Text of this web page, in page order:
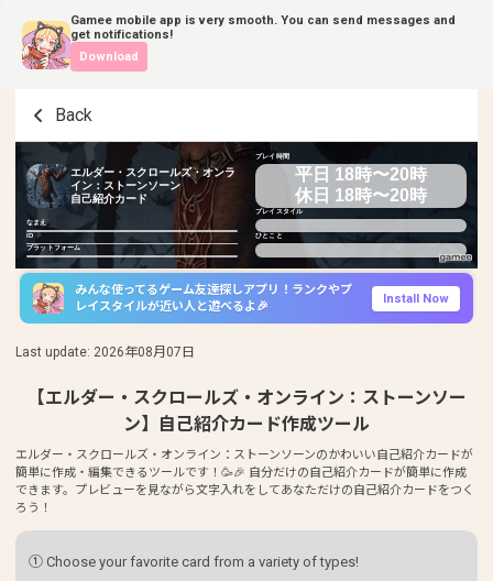
Gamee mobile app is very smooth. You can send messages and
get notifications!
Download
Back
エルダー・スクロールズ・オンラ
イン：ストーンソーン
自己紹介カード
なまえ
ID
プラットフォーム
プレイ時間
平日 18時〜20時
休日 18時〜20時
プレイスタイル
ひとこと
みんな使ってるゲーム友達探しアプリ！ランクやプ
レイスタイルが近い人と遊べるよ🎉
Install Now
Last update: 2026年08月07日
【エルダー・スクロールズ・オンライン：ストーンソー
ン】自己紹介カード作成ツール
エルダー・スクロールズ・オンライン：ストーンソーンのかわいい自己紹介カードが
簡単に作成・編集できるツールです！🥳🎉 自分だけの自己紹介カードが簡単に作成
できます。プレビューを見ながら文字入れをしてあなただけの自己紹介カードをつく
ろう！
① Choose your favorite card from a variety of types!